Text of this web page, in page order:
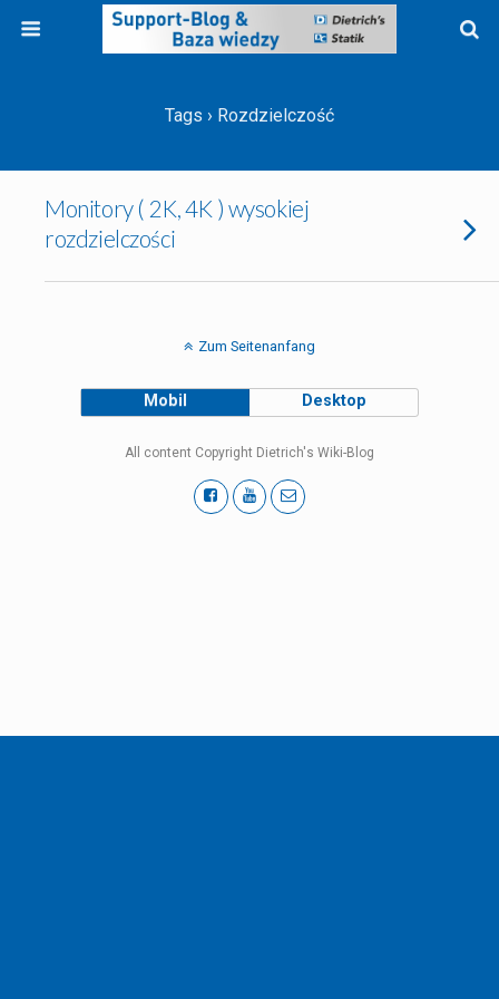
Tags › Rozdzielczość
Monitory ( 2K, 4K ) wysokiej
rozdzielczości
Zum Seitenanfang
Mobil Desktop
All content Copyright Dietrich's Wiki-Blog